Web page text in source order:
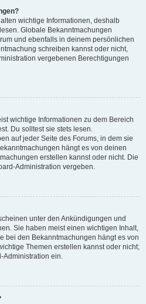
wichtige Informationen, deshalb
Globale Bekanntmachungen
und ebenfalls in deinem persönlichen
schreiben kannst oder nicht,
vergebenen Berechtigungen
wichtige Informationen zu dem Bereich
Du solltest sie stets lesen.
auf jeder Seite des Forums, in dem sie
hängt es von deinen
erstellen kannst oder nicht. Die
Administration vergeben.
unter den Ankündigungen und
Sie haben meist einen wichtigen Inhalt,
bei den Bekanntmachungen hängt es von
Themen erstellen kannst oder nicht;
Administration ein.